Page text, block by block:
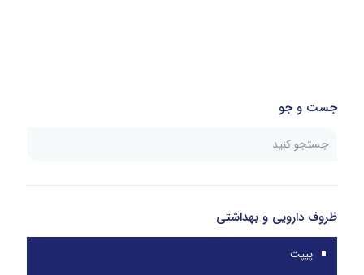
جست و جو
ظروف دارویی و بهداشتی
پیپت